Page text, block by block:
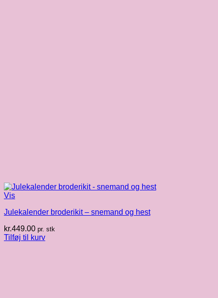
Vis
Julekalender broderikit – snemand og hest
kr.449.00 pr. stk
Tilføj til kurv